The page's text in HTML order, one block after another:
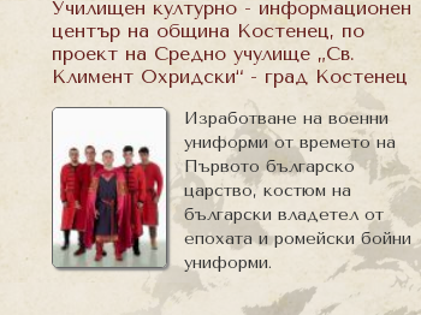
Училищен културно - информационен
център на община Костенец, по
проект на Средно учулище „Св.
Климент Охридски“ - град Костенец
Изработване на военни
униформи от времето на
Първото българско
царство, костюм на
български владетел от
епохата и ромейски бойни
униформи.